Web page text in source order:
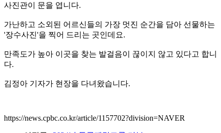
사진관이 문을 엽니다.
가난하고 소외된 어르신들의 가장 멋진 순간을 담아 선물하는
'장수사진'을 찍어 드리는 곳인데요.
만족도가 높아 이곳을 찾는 발걸음이 끊이지 않고 있다고 합니
다.
김정아 기자가 현장을 다녀왔습니다.
https://news.cpbc.co.kr/article/1157702?division=NAVER